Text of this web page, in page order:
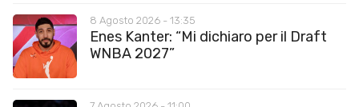
8 Agosto 2026 - 13:35
Enes Kanter: “Mi dichiaro per il Draft
WNBA 2027”